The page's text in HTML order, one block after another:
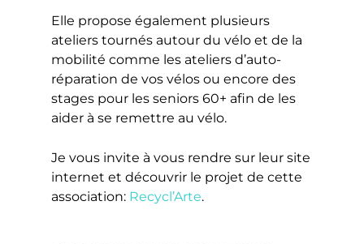
Elle propose également plusieurs
ateliers tournés autour du vélo et de la
mobilité comme les ateliers d’auto-
réparation de vos vélos ou encore des
stages pour les seniors 60+ afin de les
aider à se remettre au vélo.
Je vous invite à vous rendre sur leur site
internet et découvrir le projet de cette
association: Recycl’Arte.